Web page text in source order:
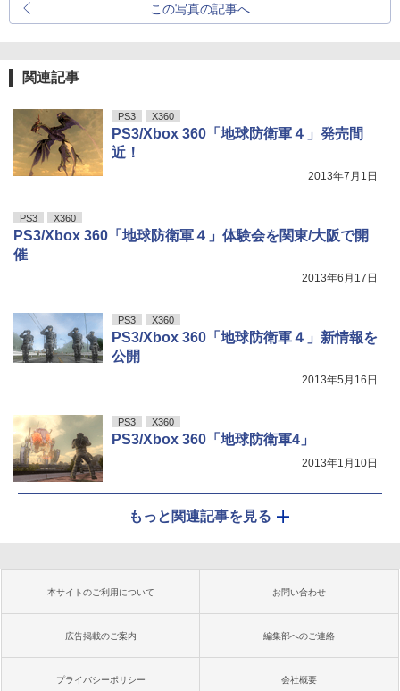
この写真の記事へ
関連記事
PS3 X360
PS3/Xbox 360「地球防衛軍４」発売間
近！
2013年7月1日
PS3 X360
PS3/Xbox 360「地球防衛軍４」体験会を関東/大阪で開
催
2013年6月17日
PS3 X360
PS3/Xbox 360「地球防衛軍４」新情報を
公開
2013年5月16日
PS3 X360
PS3/Xbox 360「地球防衛軍4」
2013年1月10日
もっと関連記事を見る
本サイトのご利用について お問い合わせ
広告掲載のご案内 編集部へのご連絡
プライバシーポリシー 会社概要